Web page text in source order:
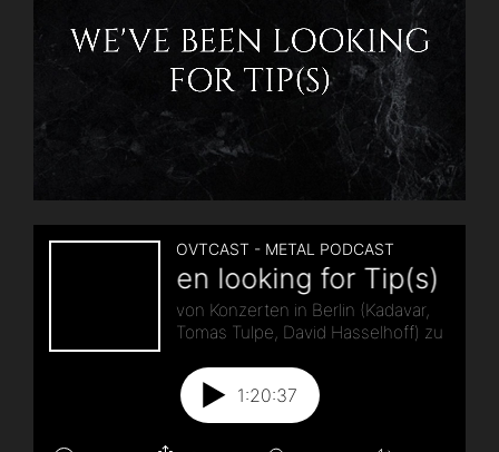
+
Lesson
Thrash“